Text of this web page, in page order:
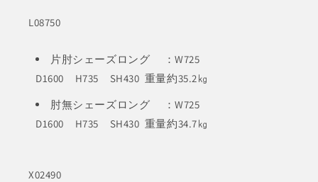
L08750
片肘シェーズロング ：W725
D1600 H735 SH430 重量約35.2㎏
肘無シェーズロング ：W725
D1600 H735 SH430 重量約34.7㎏
X02490